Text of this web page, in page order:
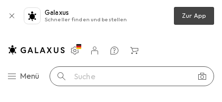
Galaxus
Schneller finden und bestellen Zur App
Navigation nach Kategorien
Menü Suche
Einstellungen
Kundenkonto
Vergleichslisten
Merklisten
Warenkorb